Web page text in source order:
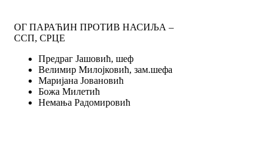
ОГ ПАРАЋИН ПРОТИВ НАСИЉА –
ССП, СРЦЕ
Предраг Јашовић, шеф
Велимир Милојковић, зам.шефа
Маријана Јовановић
Божа Милетић
Немања Радомировић